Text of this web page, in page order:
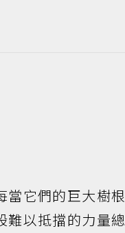
當它們的巨大樹根
難以抵擋的力量總